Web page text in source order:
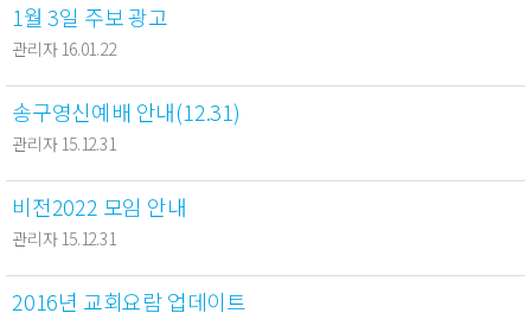
1월 3일 주보 광고
관리자 16.01.22
송구영신예배 안내(12.31)
관리자 15.12.31
비전2022 모임 안내
관리자 15.12.31
2016년 교회요람 업데이트